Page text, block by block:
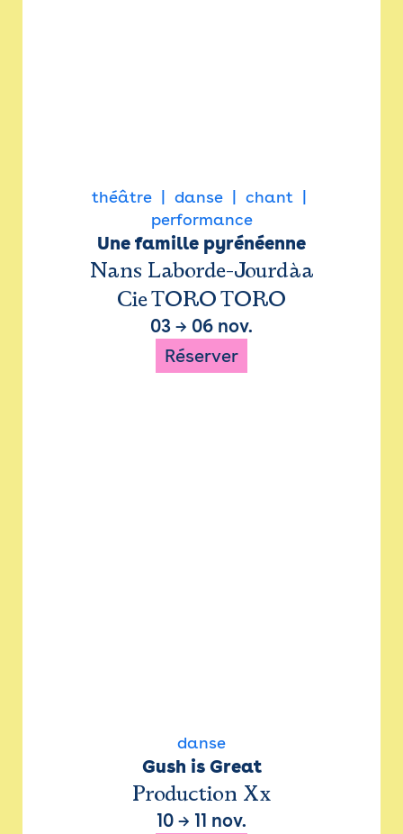
théâtre danse
chant
performance
Une famille pyrénéenne
Nans Laborde-Jourdàa
Cie TORO TORO
03 → 06 nov.
Réserver
danse
Gush is Great
Production Xx
10 → 11 nov.